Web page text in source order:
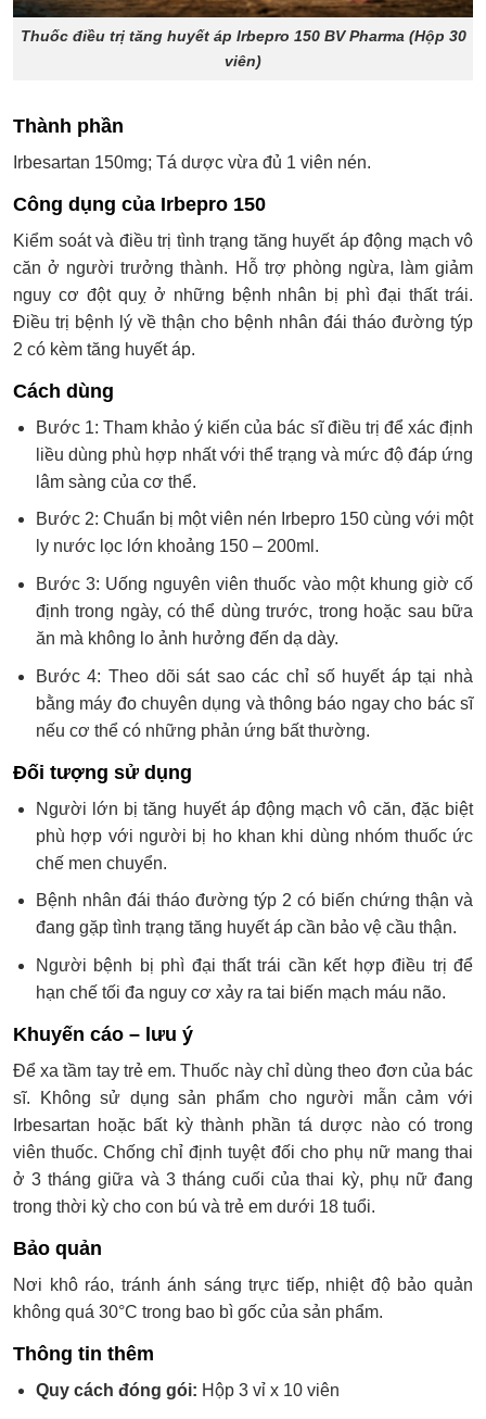
Thuốc điều trị tăng huyết áp Irbepro 150 BV Pharma (Hộp 30
viên)
Thành phần
Irbesartan 150mg; Tá dược vừa đủ 1 viên nén.
Công dụng của Irbepro 150
Kiểm soát và điều trị tình trạng tăng huyết áp động mạch vô
căn ở người trưởng thành. Hỗ trợ phòng ngừa, làm giảm
nguy cơ đột quỵ ở những bệnh nhân bị phì đại thất trái.
Điều trị bệnh lý về thận cho bệnh nhân đái tháo đường týp
2 có kèm tăng huyết áp.
Cách dùng
Bước 1: Tham khảo ý kiến của bác sĩ điều trị để xác định
liều dùng phù hợp nhất với thể trạng và mức độ đáp ứng
lâm sàng của cơ thể.
Bước 2: Chuẩn bị một viên nén Irbepro 150 cùng với một
ly nước lọc lớn khoảng 150 – 200ml.
Bước 3: Uống nguyên viên thuốc vào một khung giờ cố
định trong ngày, có thể dùng trước, trong hoặc sau bữa
ăn mà không lo ảnh hưởng đến dạ dày.
Bước 4: Theo dõi sát sao các chỉ số huyết áp tại nhà
bằng máy đo chuyên dụng và thông báo ngay cho bác sĩ
nếu cơ thể có những phản ứng bất thường.
Đối tượng sử dụng
Người lớn bị tăng huyết áp động mạch vô căn, đặc biệt
phù hợp với người bị ho khan khi dùng nhóm thuốc ức
chế men chuyển.
Bệnh nhân đái tháo đường týp 2 có biến chứng thận và
đang gặp tình trạng tăng huyết áp cần bảo vệ cầu thận.
Người bệnh bị phì đại thất trái cần kết hợp điều trị để
hạn chế tối đa nguy cơ xảy ra tai biến mạch máu não.
Khuyến cáo – lưu ý
Để xa tầm tay trẻ em. Thuốc này chỉ dùng theo đơn của bác
sĩ. Không sử dụng sản phẩm cho người mẫn cảm với
Irbesartan hoặc bất kỳ thành phần tá dược nào có trong
viên thuốc. Chống chỉ định tuyệt đối cho phụ nữ mang thai
ở 3 tháng giữa và 3 tháng cuối của thai kỳ, phụ nữ đang
trong thời kỳ cho con bú và trẻ em dưới 18 tuổi.
Bảo quản
Nơi khô ráo, tránh ánh sáng trực tiếp, nhiệt độ bảo quản
không quá 30°C trong bao bì gốc của sản phẩm.
Thông tin thêm
Quy cách đóng gói: Hộp 3 vỉ x 10 viên